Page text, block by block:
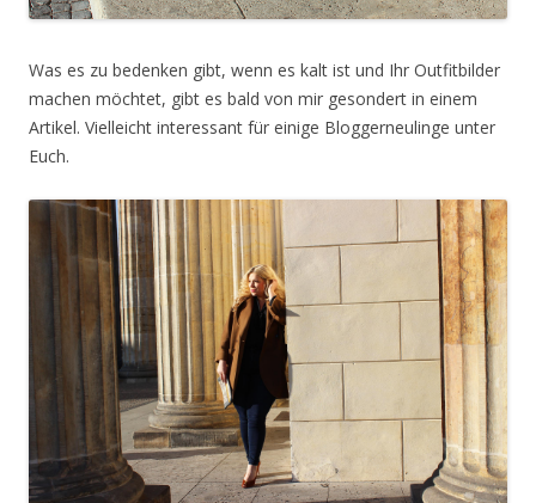
Was es zu bedenken gibt, wenn es kalt ist und Ihr Outfitbilder
machen möchtet, gibt es bald von mir gesondert in einem
Artikel. Vielleicht interessant für einige Bloggerneulinge unter
Euch.